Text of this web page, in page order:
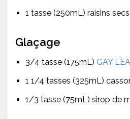
1 tasse (250mL) raisins secs
Glaçage
3/4 tasse (175mL) GAY
1 1/4 tasses (325mL)
1/3 tasse (75mL) sirop de